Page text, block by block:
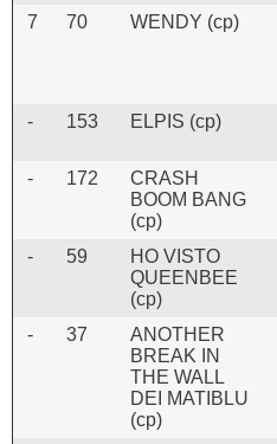
7
70 WENDY (cp)
- 153 ELPIS (cp)
-
172
CRASH
BOOM BANG
(cp)
- 59
HO VISTO
QUEENBEE
(cp)
- 37
ANOTHER
BREAK IN
THE WALL
DEI MATIBLU
(cp)